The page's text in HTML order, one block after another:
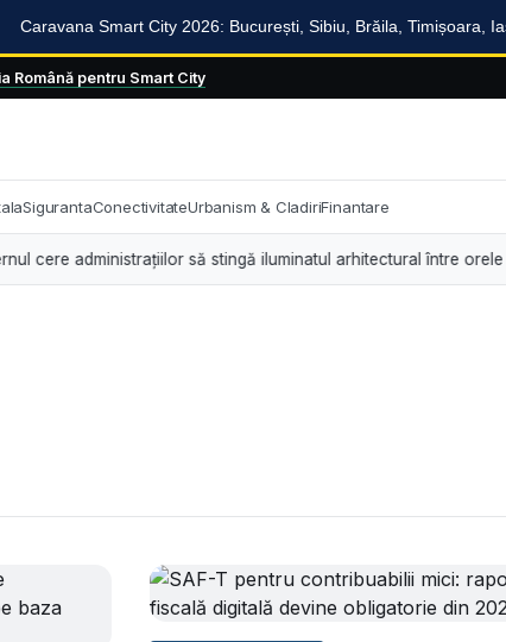
Caravana Smart City 2026: București, Sibiu, Brăila, Timișoara,
Română pentru Smart City
SigurantaConectivitateUrbanism & CladiriFinantare
administrațiilor să stingă iluminatul arhitectural între orele 21 și